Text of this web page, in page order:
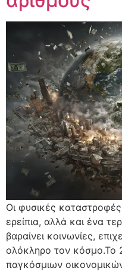
Οι φυσικές
ερείπια, αλλά και ένα
βαραίνει κοινωνίες,
ολόκληρο τον κόσμο.Το
παγκόσμιων